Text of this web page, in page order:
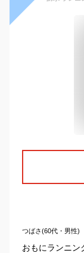
つばさ(60代・男性)
おもにランニン